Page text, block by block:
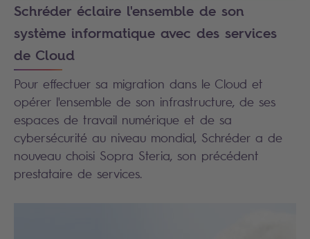
Schréder éclaire l'ensemble de son
système informatique avec des services
de Cloud
Pour effectuer sa migration dans le Cloud et
opérer l'ensemble de son infrastructure, de ses
espaces de travail numérique et de sa
cybersécurité au niveau mondial, Schréder a de
nouveau choisi Sopra Steria, son précédent
prestataire de services.